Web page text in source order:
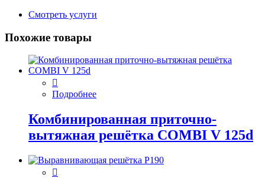
Смотреть услуги
Похожие товары
Подробнее
Комбинированная приточно-
вытяжная решётка COMBI V 125d